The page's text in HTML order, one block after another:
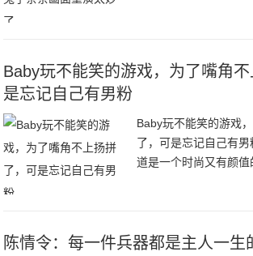
我们这些追求真情实
Baby玩不能笑的游戏，为了嘴角
是忘记自己有男粉
Baby玩不能笑的游戏
了，可是忘记自己有
道是一个时尚又有颜
直都被说不太好，但
陈情令：每一件兵器都是主人一生